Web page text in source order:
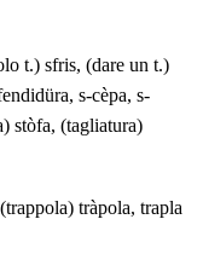
t.) sfris, (dare un t.)
s-cèpa, s-
stòfa, (tagliatura)
tràpola, trapla